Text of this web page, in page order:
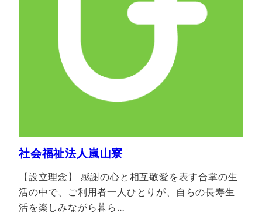
社会福祉法人嵐山寮
【設立理念】 感謝の心と相互敬愛を表す合掌の生
活の中で、ご利用者一人ひとりが、自らの長寿生
活を楽しみながら暮ら…